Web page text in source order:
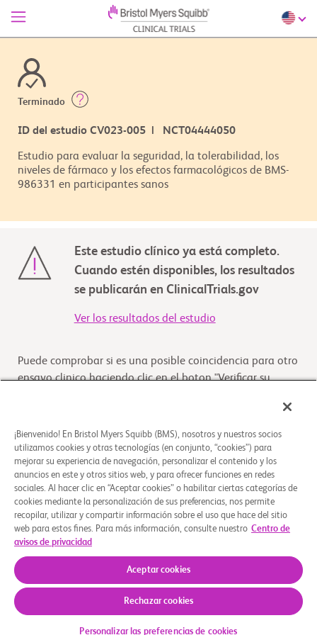
Terminado
ID del estudio CV023-005 | NCT04444050
Estudio para evaluar la seguridad, la tolerabilidad, los
niveles de fármaco y los efectos farmacológicos de BMS-
986331 en participantes sanos
Este estudio clínico ya está completo.
Cuando estén disponibles, los resultados
se publicarán en ClinicalTrials.gov
Ver los resultados del estudio
Puede comprobar si es una posible coincidencia para otro
ensayo clinico haciendo clic en el boton "Verificar su
Verifique su elegibilidad
Descripción general
El objetivo de este estudio es evaluar la seguridad, la
tolerabilidad, los niveles de fármaco y los efectos
Quiénes somos Aviso legal Política de privacidad
© 2026 Bristol-Myers Squibb Company
¡Bienvenido! En Bristol Myers Squibb (BMS), nosotros y nuestros socios
utilizamos cookies y otras tecnologías (en conjunto, “cookies”) para
mejorar su experiencia de navegación, personalizar el contenido y los
anuncios en este y otros sitios web, y para ofrecer funciones en redes
sociales. Al hacer clic en “Aceptar cookies” o habilitar ciertas categorías de
cookies mediante la personalización de sus preferencias, nos permite
recopilar, utilizar y compartir información sobre el uso que hace del sitio
web para estos fines. Para más información, consulte nuestro Centro de
avisos de privacidad
Aceptar cookies
Rechazar cookies
Personalizar las preferencias de cookies